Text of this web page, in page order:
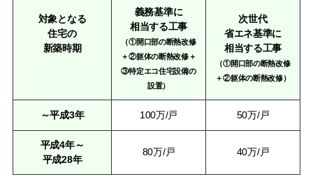
対象となる
住宅の
新築時期
義務基準に
相当する工事
（①開口部の断熱改修
＋②躯体の断熱改修＋
③特定エコ住宅設備の
設置）
次世代
省エネ基準に
相当する工事
（①開口部の断熱改修
＋②躯体の断熱改修）
～平成3年 100万/戸 50万/戸
平成4年～
平成28年
80万/戸 40万/戸